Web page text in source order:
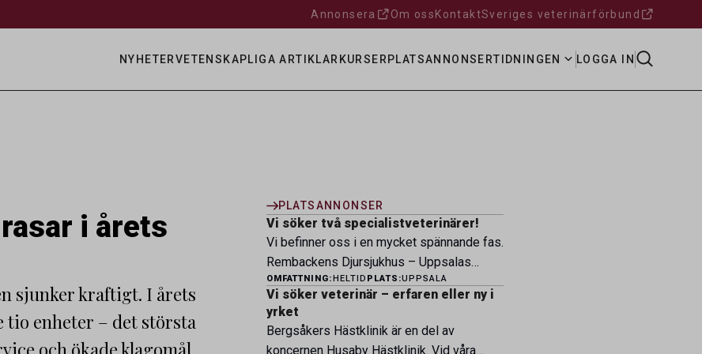
Annonsera Om oss KontaktSveriges veterinärförbund
NYHETERVETENSKAPLIGA ARTIKLAR KURSER PLATSANNONSERTIDNINGEN LOGGA IN
i årets
sjunker kraftigt. I årets
enheter – det största
och ökade klagomål
PLATSANNONSER
Vi söker två specialistveterinärer!
Vi befinner oss i en mycket spännande fas.
Rembackens Djursjukhus – Uppsalas
ledande djursjukhus – expanderar nu sin
specialistverksamhet och söker
legitimerade veterinärer med
specialistkompetens som vill vara med
OMFATTNING:HELTID PLATS:UPPSALA
Vi söker veterinär – erfaren eller ny i
yrket
Bergsåkers Hästklinik är en del av
koncernen Husaby Hästklinik. Vid våra